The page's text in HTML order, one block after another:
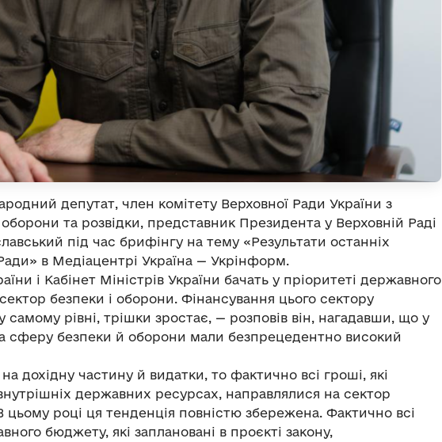
депутат, член комітету Верховної Ради України з
та розвідки, представник Президента у Верховній Раді
під час брифінгу на тему «Результати останніх
в Медіацентрі Україна — Укрінформ.
і Кабінет Міністрів України бачать у пріоритеті державного
безпеки і оборони. Фінансування цього сектору
самому рівні, трішки зростає, — розповів він, нагадавши, що у
сферу безпеки й оборони мали безпрецедентно високий
дохідну частину й видатки, то фактично всі гроші, які
державних ресурсах, направлялися на сектор
цьому році ця тенденція повністю збережена. Фактично всі
бюджету, які заплановані в проєкті закону,